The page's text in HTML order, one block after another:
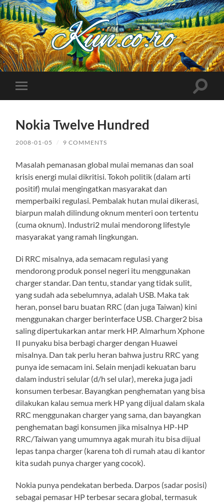
Kuncoro++
Toggle
mobile
Toggle
Nokia Twelve Hundred
2008-01-05 / 9 COMMENTS
Masalah pemanasan global mulai memanas dan soal
krisis energi mulai dikritisi. Tokoh politik (dalam arti
positif) mulai mengingatkan masyarakat dan
memperbaiki regulasi. Pembalak hutan mulai dikerasi,
biarpun malah dilindung oknum menteri oon tertentu
(cuma oknum). Industri2 mulai mendorong lifestyle
masyarakat yang ramah lingkungan.
Di RRC misalnya, ada semacam regulasi yang
mendorong produk ponsel negeri itu menggunakan
charger standar. Dan tentu, standar yang tidak sulit,
yang sudah ada sebelumnya, adalah USB. Maka tak
heran, ponsel baru buatan RRC (dan juga Taiwan) kini
menggunakan charger berinterface USB. Charger2 bisa
saling dipertukarkan antar merk HP. Almarhum Xphone
II punyaku bisa berbagi charger dengan Huawei
misalnya. Dan tak perlu heran bahwa justru RRC yang
punya ide semacam ini. Selain menjadi kekuatan baru
dalam industri selular (d/h sel ular), mereka juga jadi
konsumen terbesar. Bayangkan penghematan yang bisa
dilakukan kalau semua merk HP yang dijual dalam skala
RRC menggunakan charger yang sama, dan bayangkan
penghematan bagi konsumen jika misalnya HP-HP
RRC/Taiwan yang umumnya agak murah itu bisa dijual
lepas tanpa charger (karena toh di rumah atau di kantor
kita sudah punya charger yang cocok).
Nokia punya pendekatan berbeda. Darpos (sadar posisi)
sebagai pemasar HP terbesar secara global, termasuk